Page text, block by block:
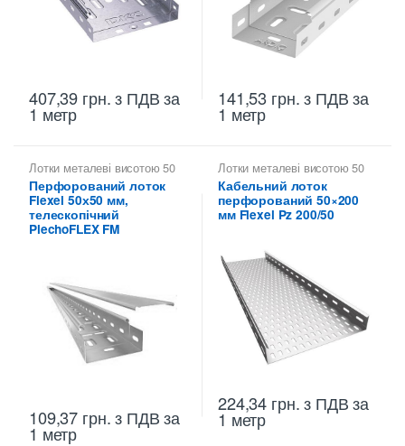
407,39 грн.з ПДВ за
1 метр
141,53 грн.з ПДВ за
1 метр
Лотки металеві висотою 50
мм Перфоровані лотки
висотою 50 мм,Перфоровані
лотки для кабелю,
Перфоровані лотки
телескопічні
Перфорований лоток
Flexel 50х50 мм,
телескопічний
PlechoFLEX FM
109,37 грн.з ПДВ за
1 метр
Лотки металеві висотою 50
мм , Перфоровані лотки
висотою 50 мм
Кабельний лоток
перфорований 50×200
мм Flexel Pz 200/50
224,34 грн.з ПДВ за
1 метр